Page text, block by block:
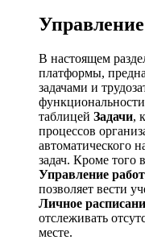
В настоящем
платформы,
задачами и
таблицей Задачи,
процессов
автоматического
задач. Кроме того
Управление
позволяет вести
Личное
отслеживать
месте.